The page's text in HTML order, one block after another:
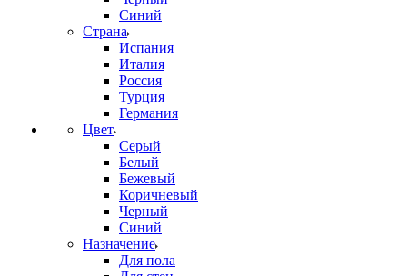
Синий
Страна
Испания
Италия
Россия
Турция
Германия
Цвет
Серый
Белый
Бежевый
Коричневый
Черный
Синий
Назначение
Для пола